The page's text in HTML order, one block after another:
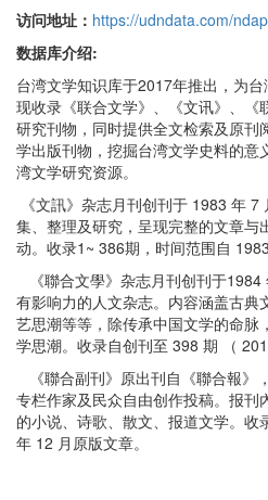
访问地址： https://udndata.com/
数据库介绍:
台湾文学知识库于2017年推出，为台
现收录《联合文学》、《文讯》、《
研究刊物，同时提供全文检索及原刊
学出版刊物，挖掘台湾文学史料的意
湾文学研究资源。
《文訊》杂志月刊创刊于 1983 年
集、整理及研究，呈现完整的文章与
动。收录1~ 386期，时间范围自
《聯合文學》杂志月刊创刊于1984
有影响力的人文杂志。内容涵盖古典
艺思潮等等，除传承中国文学的命脉
学思潮。收录自创刊至 398 期 （
《聯合副刊》原出刊自《聯合報》
专栏作家及民众自由创作投稿。报刊
的小说、诗歌、散文、报道文学。
年 12 月原版文章。